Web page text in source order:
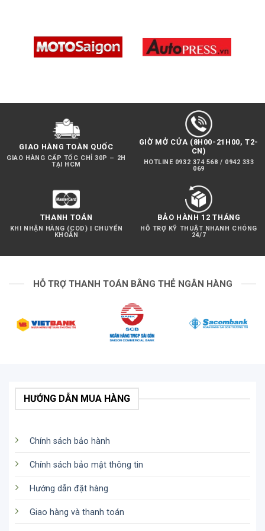
Nguồn:https://htcamera.htskys.com/phu-kien-
camera-hanh-dong/nd-filter-insta-go-2/
GIAO HÀNG TOÀN QUỐC
GIAO HÀNG CẤP TỐC CHỈ 30P – 2H
TẠI HCM
GIỜ MỞ CỬA (8H00-21H00, T2-
CN)
HOTLINE 0932 374 568 / 0942 333
069
THANH TOÁN
KHI NHẬN HÀNG (COD) | CHUYỂN
KHOẢN
BẢO HÀNH 12 THÁNG
HỖ TRỢ KỸ THUẬT NHANH CHÓNG
24/7
HỖ TRỢ THANH TOÁN BẰNG THẺ NGÂN HÀNG
HƯỚNG DẪN MUA HÀNG
Chính sách bảo hành
Chính sách bảo mật thông tin
Hướng dẫn đặt hàng
Giao hàng và thanh toán